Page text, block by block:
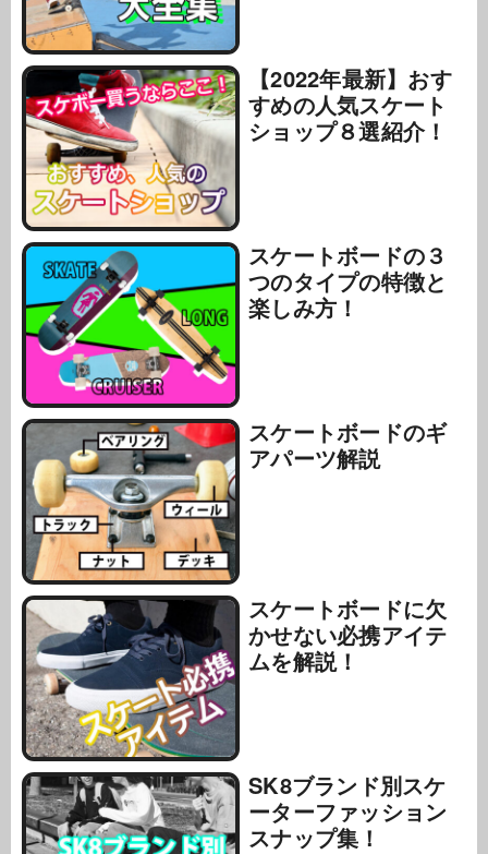
【2022年最新】おす
すめの人気スケート
ショップ８選紹介！
スケートボードの３
つのタイプの特徴と
楽しみ方！
スケートボードのギ
アパーツ解説
スケートボードに欠
かせない必携アイテ
ムを解説！
SK8ブランド別スケ
ーターファッション
スナップ集！